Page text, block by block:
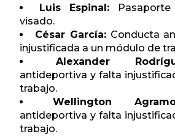
Luis Espinal:
visado.
César García:Conducta
injustificada a un módulo de
Alexander
antideportiva y falta
trabajo.
Wellington
antideportiva y falta
trabajo.